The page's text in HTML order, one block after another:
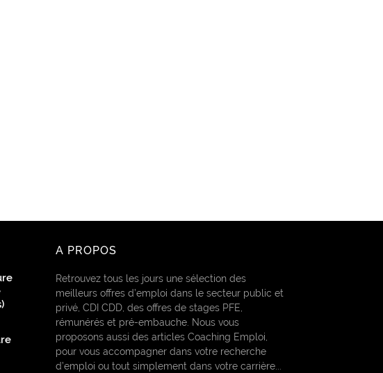
A PROPOS
Retrouvez tous les jours une sélection des
meilleurs offres d’emploi dans le secteur public et
privé, CDI CDD, des offres de stages PFE,
rémunérés et pré-embauche. Nous vous
proposons aussi des articles Coaching Emploi,
pour vous accompagner dans votre recherche
d’emploi ou tout simplement dans votre carrière...